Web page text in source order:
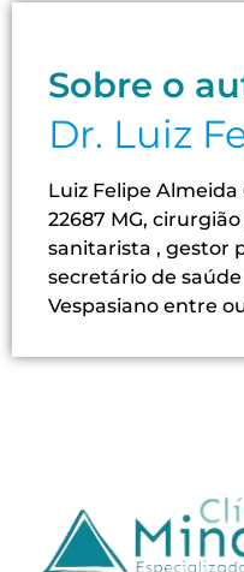
Sobre o
Dr. Luiz
Luiz Felipe Almeida
22687 MG,
sanitarista , gestor
secretário de saúde
Vespasiano entre